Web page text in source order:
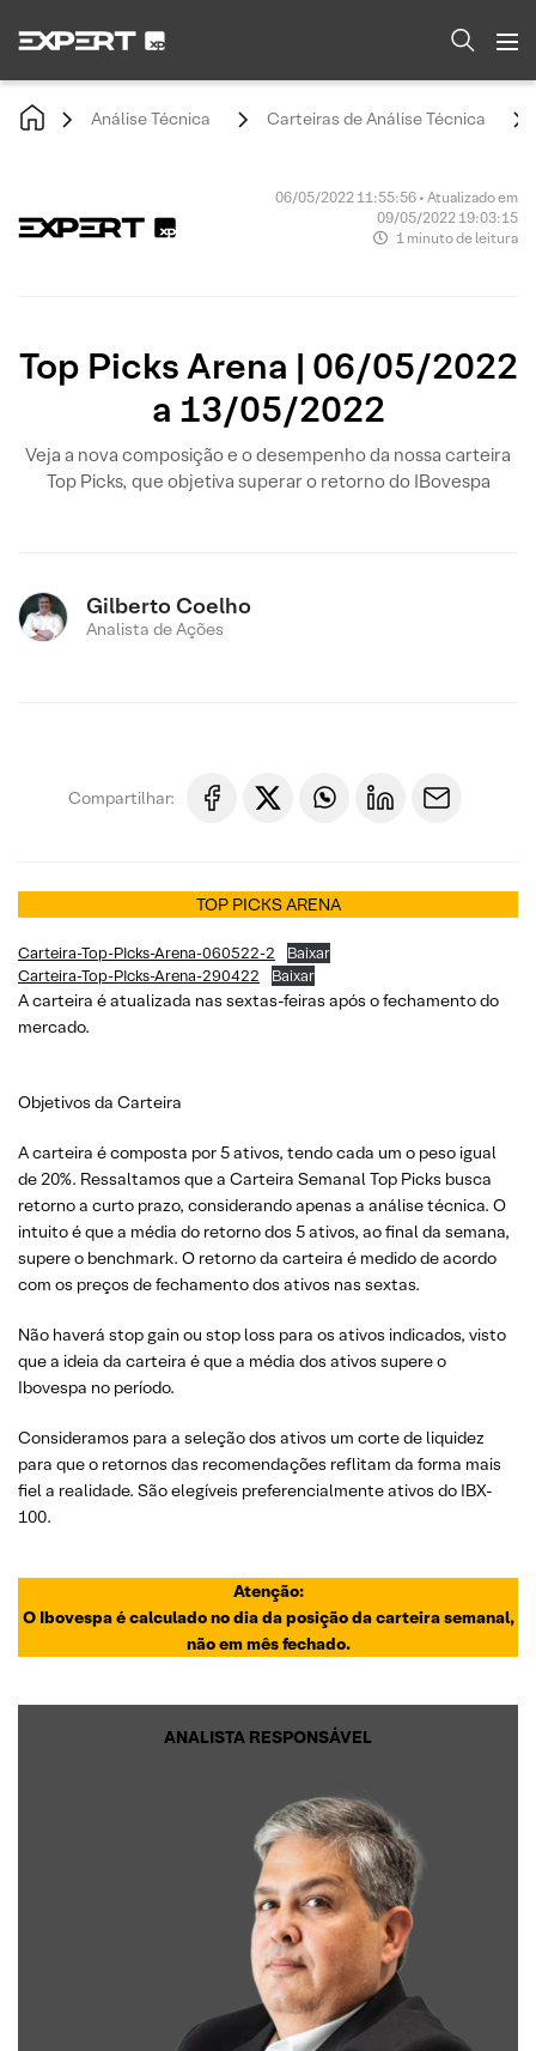
Análise Técnica Carteiras de Análise Técnica
06/05/2022 11:55:56 • Atualizado em
09/05/2022 19:03:15
1 minuto de leitura
Top Picks Arena | 06/05/2022
a 13/05/2022
Veja a nova composição e o desempenho da nossa carteira
Top Picks, que objetiva superar o retorno do IBovespa
Gilberto Coelho
Analista de Ações
Compartilhar:
TOP PICKS ARENA
Carteira-Top-PIcks-Arena-060522-2
Baixar
Carteira-Top-PIcks-Arena-290422
Baixar
A carteira é atualizada nas sextas-feiras após o fechamento do
mercado.
Objetivos da Carteira
A carteira é composta por 5 ativos, tendo cada um o peso igual
de 20%. Ressaltamos que a Carteira Semanal Top Picks busca
retorno a curto prazo, considerando apenas a análise técnica. O
intuito é que a média do retorno dos 5 ativos, ao final da semana,
supere o benchmark. O retorno da carteira é medido de acordo
com os preços de fechamento dos ativos nas sextas.
Não haverá stop gain ou stop loss para os ativos indicados, visto
que a ideia da carteira é que a média dos ativos supere o
Ibovespa no período.
Consideramos para a seleção dos ativos um corte de liquidez
para que o retornos das recomendações reflitam da forma mais
fiel a realidade. São elegíveis preferencialmente ativos do IBX-
100.
Atenção:
O Ibovespa é calculado no dia da posição da carteira semanal,
não em mês fechado.
ANALISTA RESPONSÁVEL